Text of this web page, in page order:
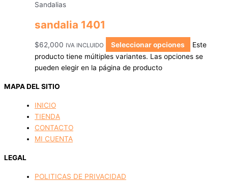
Sandalias
sandalia 1401
$62,000 IVA INCLUIDO Seleccionar opciones
Este
producto tiene múltiples variantes. Las opciones se
pueden elegir en la página de producto
MAPA DEL SITIO
INICIO
TIENDA
CONTACTO
MI CUENTA
LEGAL
POLITICAS DE PRIVACIDAD